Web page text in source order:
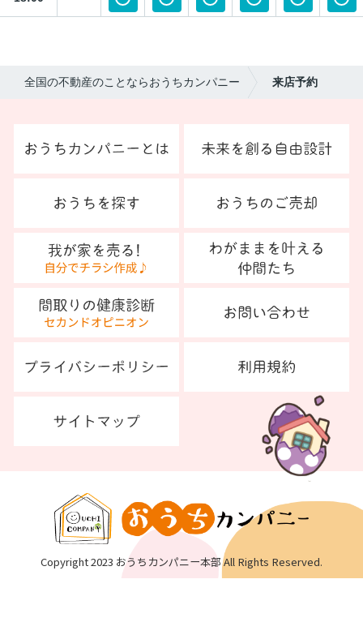
全国の不動産のことならおうちカンパニー 来店予約
Copyright 2023 おうちカンパニー本部 All Rights Reserved.